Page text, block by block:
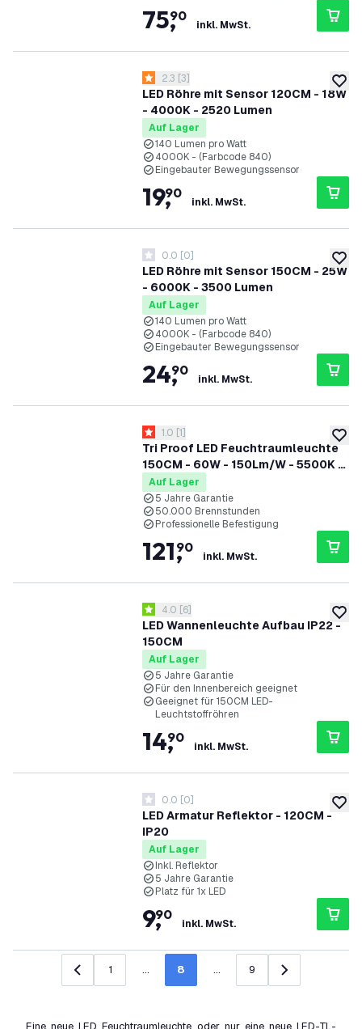
75,
90
inkl. MwSt.
zur
LED Röhre mit Sensor 120CM - 18W
- 4000K - 2520 Lumen
Bewertungsbereich öffnen
2.3 Bewertungssterne
2.3 [3]
Auf Lager
140 Lumen pro Watt
4000K - (Farbcode 840)
Eingebauter Bewegungssensor
19,
90
inkl. MwSt.
zur
LED Röhre mit Sensor 150CM - 25W
- 6000K - 3500 Lumen
0 Bewertungssterne
0.0 [0]
Auf Lager
140 Lumen pro Watt
4000K - (Farbcode 840)
Eingebauter Bewegungssensor
24,
90
inkl. MwSt.
zur
Tri Proof LED Feuchtraumleuchte
150CM - 60W - 150Lm/W - 5500K -
IP65 - IK10 - Verknüpfbar
Bewertungsbereich öffnen
1 Bewertungssterne
1.0 [1]
Auf Lager
5 Jahre Garantie
50.000 Brennstunden
Professionelle Befestigung
121,
90
inkl. MwSt.
zur
LED Wannenleuchte Aufbau IP22 -
150CM
Bewertungsbereich öffnen
4 Bewertungssterne
4.0 [6]
Auf Lager
5 Jahre Garantie
Für den Innenbereich geeignet
Geeignet für 150CM LED-
Leuchtstoffröhren
14,
90
inkl. MwSt.
zur
LED Armatur Reflektor - 120CM -
IP20
0 Bewertungssterne
0.0 [0]
Auf Lager
Inkl. Reflektor
5 Jahre Garantie
Platz für 1x LED
9,
90
inkl. MwSt.
Zurück1 ... 8 ... 9 Weiter
Eine neue LED Feuchtraumleuchte oder nur eine neue LED-TL-